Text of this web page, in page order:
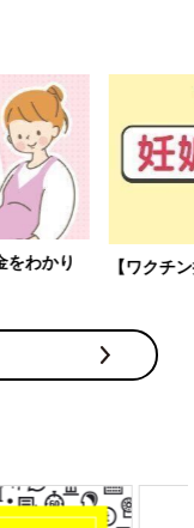
策、知っておいて！